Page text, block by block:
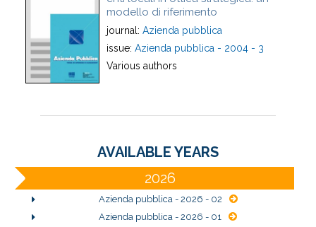
modello di riferimento
journal: Azienda pubblica
issue: Azienda pubblica - 2004 - 3
Various authors
AVAILABLE YEARS
2026
Azienda pubblica - 2026 - 02
Azienda pubblica - 2026 - 01